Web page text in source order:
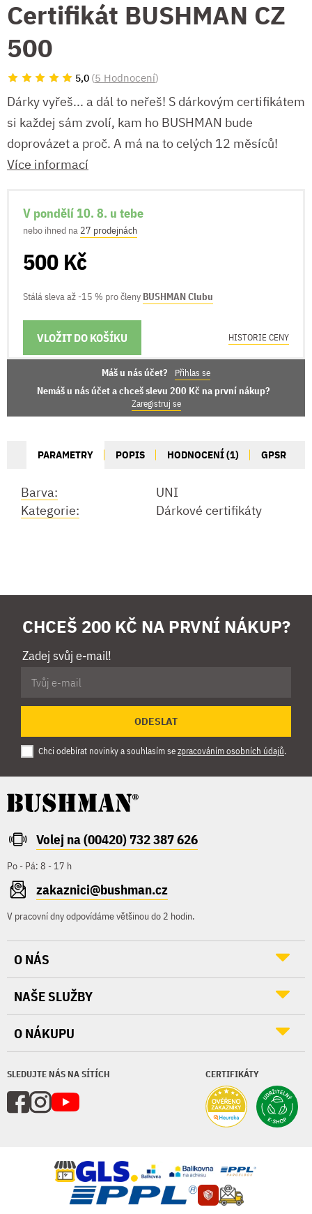
Certifikát BUSHMAN CZ
500
5,0 (5 Hodnocení)
Dárky vyřeš... a dál to neřeš! S dárkovým certifikátem
si každej sám zvolí, kam ho BUSHMAN bude
doprovázet a proč. A má na to celých 12 měsíců!
Více informací
V pondělí 10. 8. u tebe
nebo ihned na 27 prodejnách
500 Kč
Stálá sleva až -15 % pro členy BUSHMAN Clubu
VLOŽIT DO KOŠÍKU
MOŽNOSTI DORUČENÍ HISTORIE CENY
Máš u nás účet? Přihlas se
Nemáš u nás účet a chceš slevu 200 Kč na první nákup?
Zaregistruj se
PARAMETRY POPIS HODNOCENÍ (1) GPSR
Barva:
UNI
Kategorie:
Dárkové certifikáty
CHCEŠ 200 KČ NA PRVNÍ NÁKUP?
Zadej svůj e-mail!
ODESLAT
Chci odebírat novinky a souhlasím sezpracováním osobních údajů.
Volej na (00420) 732 387 626
Po - Pá: 8 - 17 h
zakaznici@bushman.cz
V pracovní dny odpovídáme většinou do 2 hodin.
SLEDUJTE NÁS NA SÍTÍCH CERTIFIKÁTY
O NÁS
NAŠE SLUŽBY
O NÁKUPU